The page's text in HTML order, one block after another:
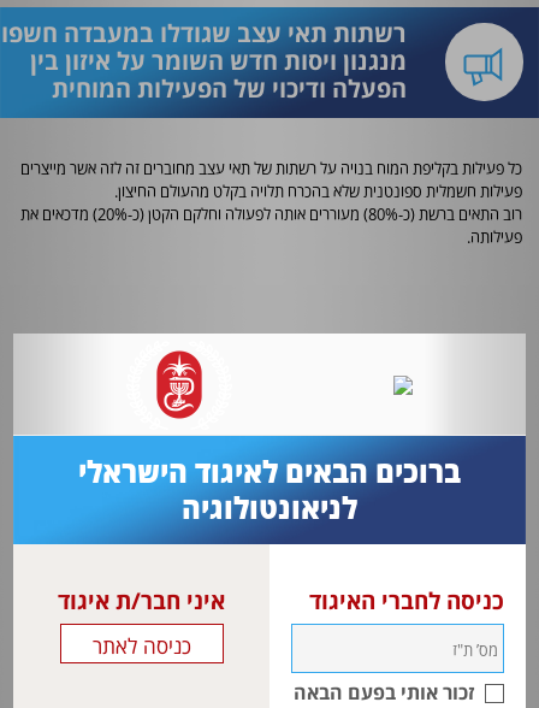
רשתות תאי עצב שגודלו במעבדה חשפו
מנגנון ויסות חדש השומר על איזון בין
הפעלה ודיכוי של הפעילות המוחית
כל פעילות בקליפת המוח בנויה על רשתות של תאי עצב מחוברים זה לזה אשר מייצרים
פעילות חשמלית ספונטנית שלא בהכרח תלויה בקלט מהעולם החיצון.
רוב התאים ברשת (כ-80%) מעוררים אותה לפעולה וחלקם הקטן (כ-20%) מדכאים את
פעילותה.
ברוכים הבאים לאיגוד הישראלי
לניאונטולוגיה
כניסה לחברי האיגוד
זכור אותי בפעם הבאה
איני חבר/ת איגוד